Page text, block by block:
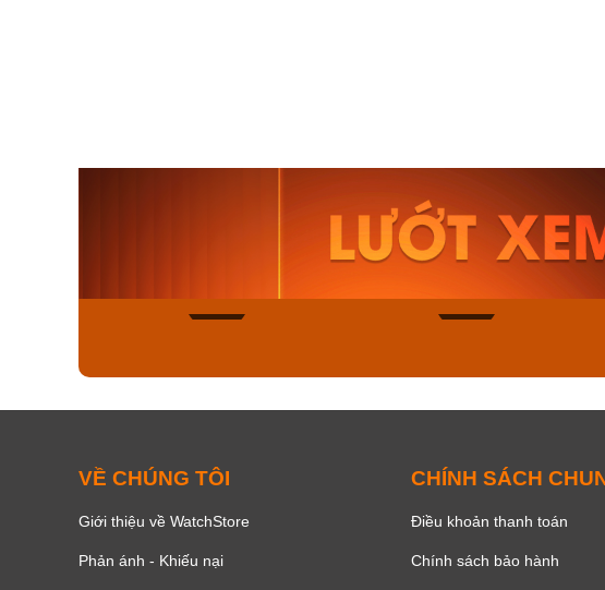
Casio Nam MTS-
115D-1AVDF
2.823.000₫
2.399.550₫
Mua ngay
VỀ CHÚNG TÔI
Giới thiệu về WatchStore
Phản ánh - Khiếu nại
CHÍNH SÁCH
Điều khoản thanh toán
Chính sách bảo hành